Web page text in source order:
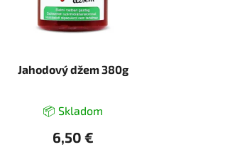
Jahodový džem 380g
📦 Skladom
6,50 €